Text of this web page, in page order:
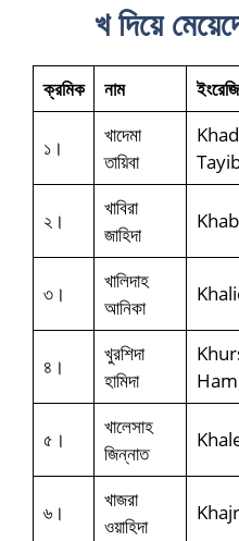
খ দিয়ে
ক্রমিক নাম ইংরেজি
১।
খাদেমা
তায়িবা
২।
খাবিরা
জাহিদা
৩।
খালিদাহ
আনিকা
৪।
খুরশিদা
হামিদা
৫।
খালেসাহ
জিন্নাত
৬।
খাজরা
ওয়াহিদা